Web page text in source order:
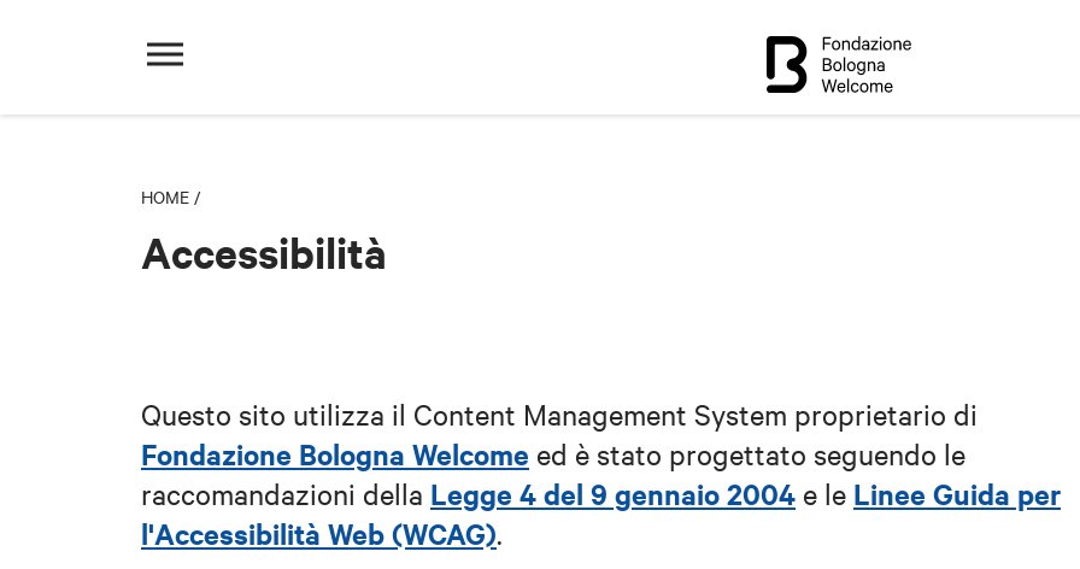
HOME /
Accessibilità
Questo sito utilizza il Content Management System proprietario di
Fondazione Bologna Welcome ed è stato progettato seguendo le
raccomandazioni della Legge 4 del 9 gennaio 2004 e le Linee Guida per
l'Accessibilità Web (WCAG).